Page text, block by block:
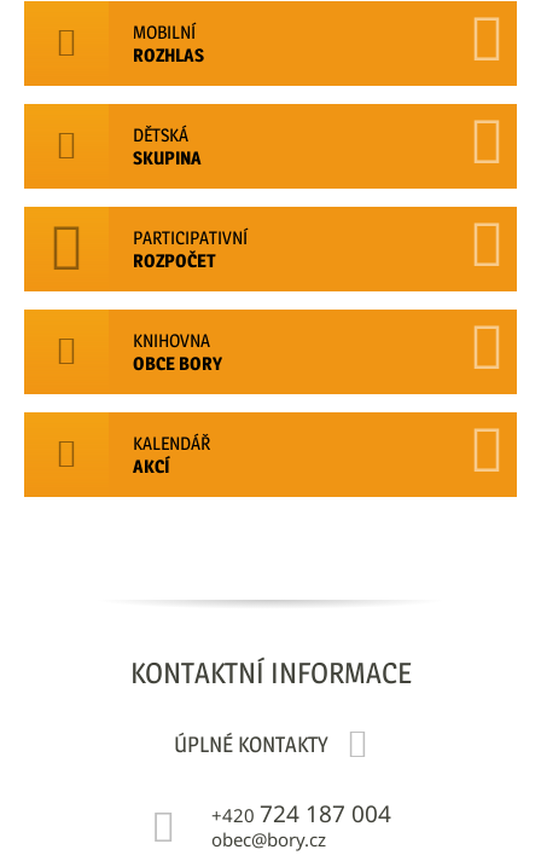
MOBILNÍ
ROZHLAS
DĚTSKÁ
SKUPINA
PARTICIPATIVNÍ
ROZPOČET
KNIHOVNA
OBCE BORY
KALENDÁŘ
AKCÍ
KONTAKTNÍ INFORMACE
+420 724 187 004
obec@bory.cz
ÚPLNÉ KONTAKTY